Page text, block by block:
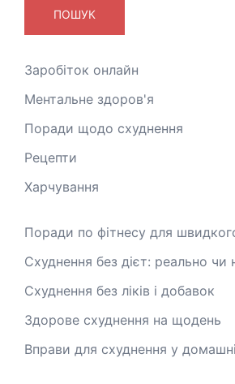
ПОШУК
Заробіток онлайн
Ментальне здоров'я
Поради щодо схуднення
Рецепти
Харчування
Поради по фітнесу для
Схуднення без дієт: реально чи
Схуднення без ліків і добавок
Здорове схуднення на щодень
Вправи для схуднення у